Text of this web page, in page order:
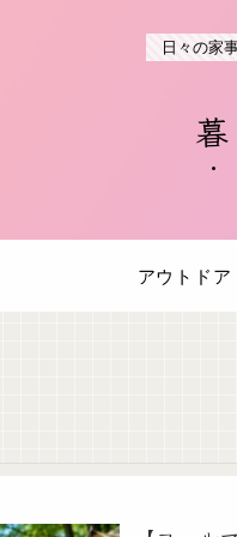
日々の家
アウトドア